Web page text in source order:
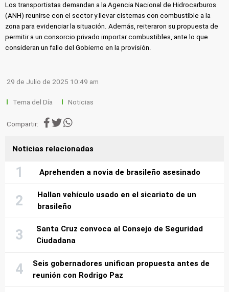
Los transportistas demandan a la Agencia Nacional de Hidrocarburos
(ANH) reunirse con el sector y llevar cisternas con combustible a la
zona para evidenciar la situación. Además, reiteraron su propuesta de
permitir a un consorcio privado importar combustibles, ante lo que
consideran un fallo del Gobierno en la provisión.
29 de Julio de 2025 10:49 am
Tema del Día Noticias
Compartir:
Noticias relacionadas
Aprehenden a novia de brasileño asesinado
Hallan vehículo usado en el sicariato de un
brasileño
Santa Cruz convoca al Consejo de Seguridad
Ciudadana
Seis gobernadores unifican propuesta antes de
reunión con Rodrigo Paz